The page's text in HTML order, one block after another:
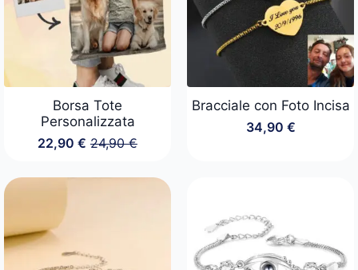
Borsa Tote
Personalizzata
24,90€
Il
originale
22,90€ Il
attuale
Bracciale con Foto Incisa
34,90 €